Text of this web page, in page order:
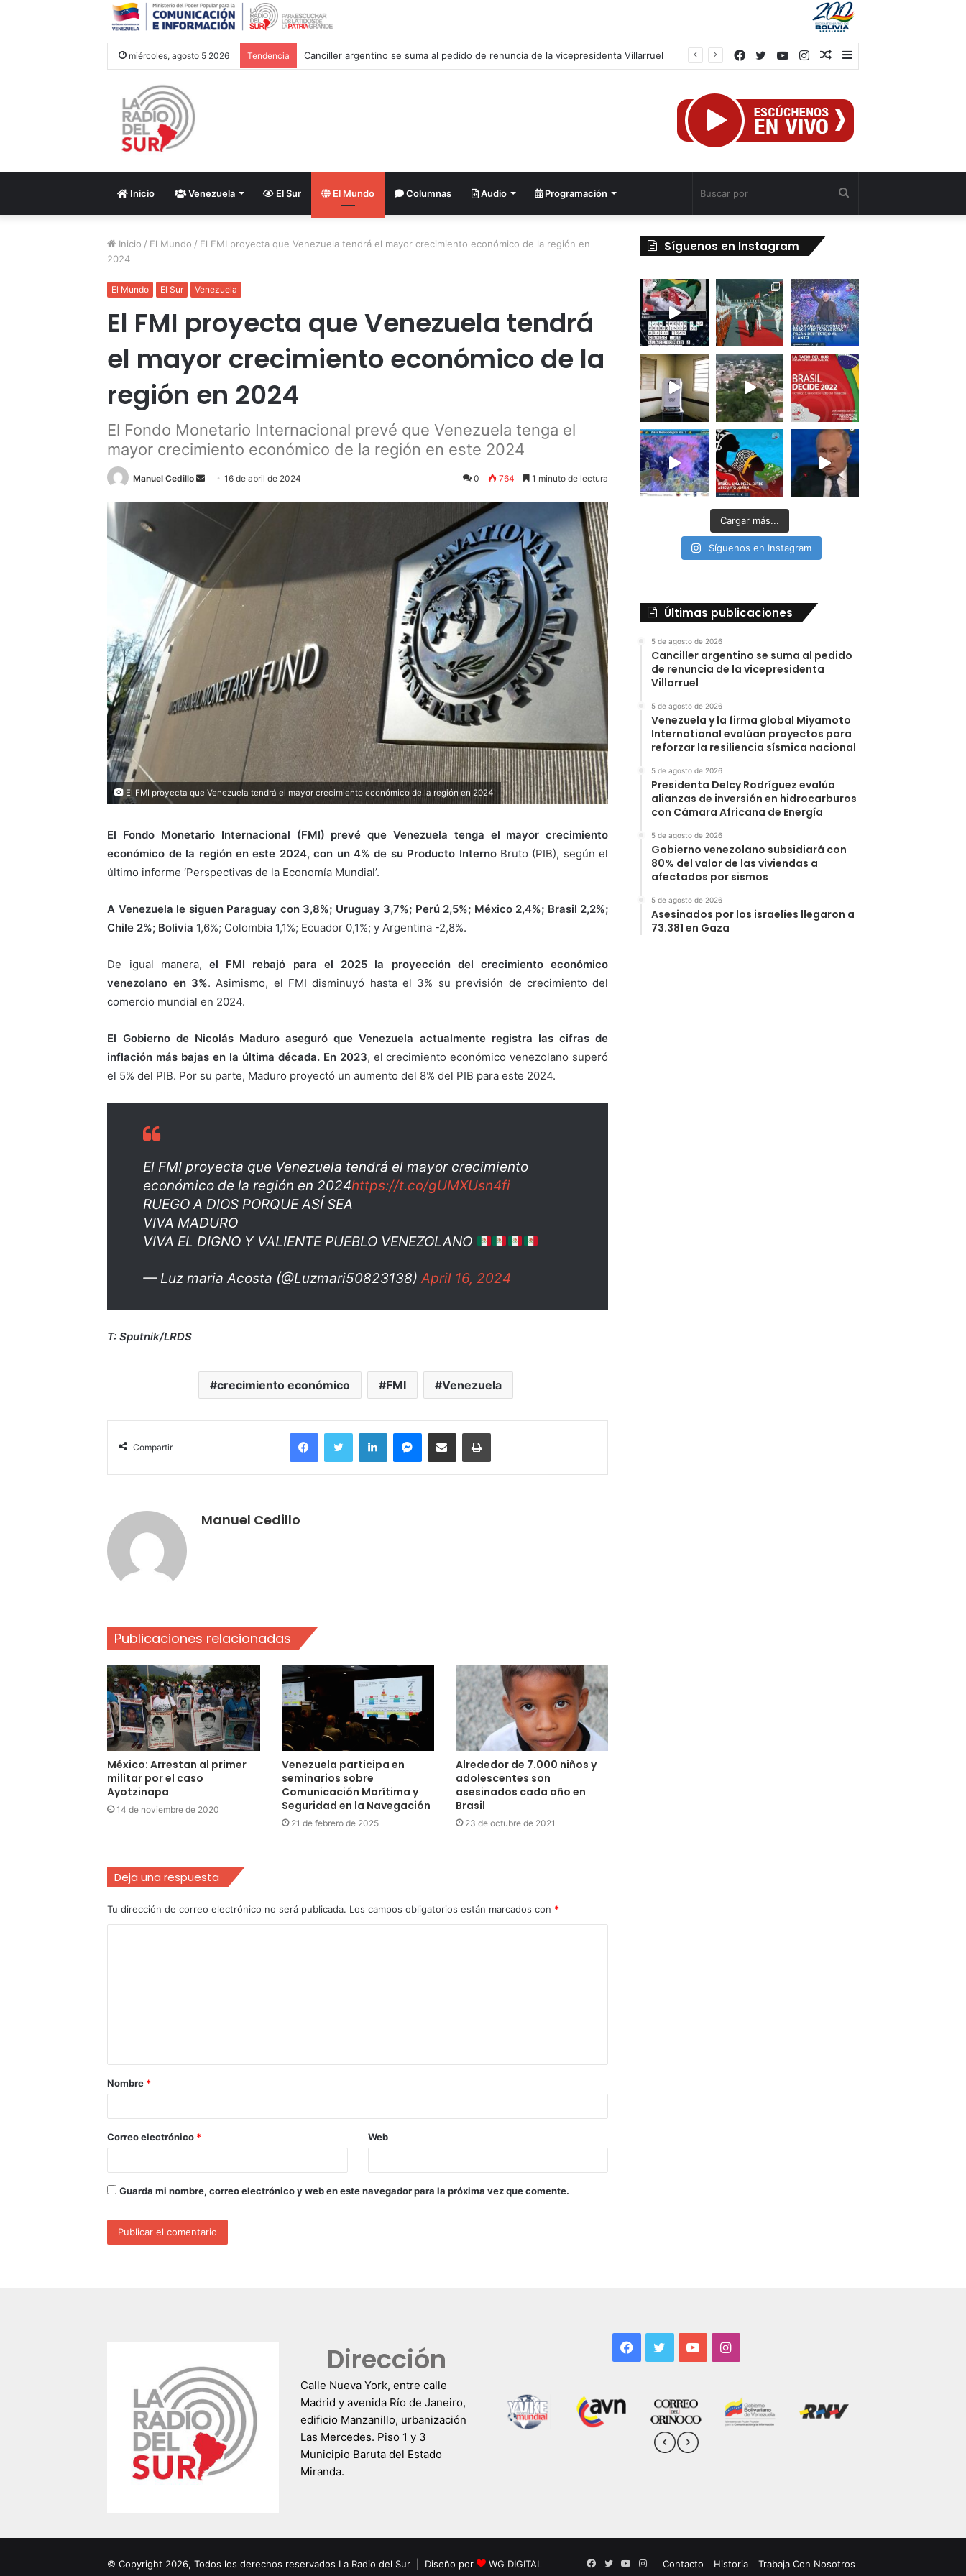
miércoles, agosto 5 2026 Tendencia Canciller argentino se suma al pedido de renuncia de la vicepresidenta Villarruel
Barra
Publicación
azar
Instagram
YouTube
Twitter
Facebook
Inicio Venezuela El Sur El Mundo Columnas Audio Programación
Inicio / El Mundo / El FMI proyecta que Venezuela tendrá el mayor crecimiento económico de la región en
2024
El Mundo El Sur Venezuela
El FMI proyecta que Venezuela tendrá
el mayor crecimiento económico de la
región en 2024
El Fondo Monetario Internacional prevé que Venezuela tenga el
mayor crecimiento económico de la región en este 2024
Manuel Cedillo
Send16 de abril de 2024 0 764 1 minuto de lectura
El FMI proyecta que Venezuela tendrá el mayor crecimiento económico de la región en 2024
El Fondo Monetario Internacional (FMI) prevé que Venezuela tenga el mayor crecimiento
económico de la región en este 2024, con un 4% de su Producto InternoBruto (PIB), según el
último informe ‘Perspectivas de la Economía Mundial’.
A Venezuela le siguen Paraguay con 3,8%; Uruguay 3,7%; Perú 2,5%; México 2,4%; Brasil 2,2%;
Chile 2%; Bolivia 1,6%; Colombia 1,1%; Ecuador 0,1%; y Argentina -2,8%.
De igual manera,el FMI rebajó para el 2025 la proyección del crecimiento económico
venezolano en 3%. Asimismo, el FMI disminuyó hasta el 3% su previsión de crecimiento del
comercio mundial en 2024.
El Gobierno de Nicolás Maduro aseguró que Venezuela actualmente registra las cifras de
inflación más bajas en la última década. En 2023, el crecimiento económico venezolano superó
el 5% del PIB. Por su parte, Maduro proyectó un aumento del 8% del PIB para este 2024.
El FMI proyecta que Venezuela tendrá el mayor crecimiento
económico de la región en 2024https://t.co/gUMXUsn4fi
RUEGO A DIOS PORQUE ASÍ SEA
VIVA MADURO
VIVA EL DIGNO Y VALIENTE PUEBLO VENEZOLANO
— Luz maria Acosta (@Luzmari50823138)April 16, 2024
T: Sputnik/LRDS
crecimiento económico FMI Venezuela
Compartir
FacebookTwitter LinkedInMessengerCompartir por correo electrónicoImprimir
Manuel Cedillo
Publicaciones relacionadas
México: Arrestan al primer
militar por el caso
Ayotzinapa
14 de noviembre de 2020
Venezuela participa en
seminarios sobre
Comunicación Marítima y
Seguridad en la Navegación
21 de febrero de 2025
Alrededor de 7.000 niños y
adolescentes son
asesinados cada año en
Brasil
23 de octubre de 2021
Deja una respuesta
Tu dirección de correo electrónico no será publicada. Los campos obligatorios están marcados con *
Nombre *
Correo electrónico * Web
Guarda mi nombre, correo electrónico y web en este navegador para la próxima vez que comente.
Síguenos en Instagram
Cargar más...
Síguenos en Instagram
Últimas publicaciones
5 de agosto de 2026
Canciller argentino se suma al pedido
de renuncia de la vicepresidenta
Villarruel
5 de agosto de 2026
Venezuela y la firma global Miyamoto
International evalúan proyectos para
reforzar la resiliencia sísmica nacional
5 de agosto de 2026
Presidenta Delcy Rodríguez evalúa
alianzas de inversión en hidrocarburos
con Cámara Africana de Energía
5 de agosto de 2026
Gobierno venezolano subsidiará con
80% del valor de las viviendas a
afectados por sismos
5 de agosto de 2026
Asesinados por los israelíes llegaron a
73.381 en Gaza
Dirección
Calle Nueva York, entre calle
Madrid y avenida Río de Janeiro,
edificio Manzanillo, urbanización
Las Mercedes. Piso 1 y 3
Municipio Baruta del Estado
Miranda.
Facebook
TwitterYouTubeInstagram
© Copyright 2026, Todos los derechos reservados La Radio del Sur | Diseño por WG DIGITAL Contacto Historia Trabaja Con Nosotros
Facebook
TwitterYouTube
Instagram